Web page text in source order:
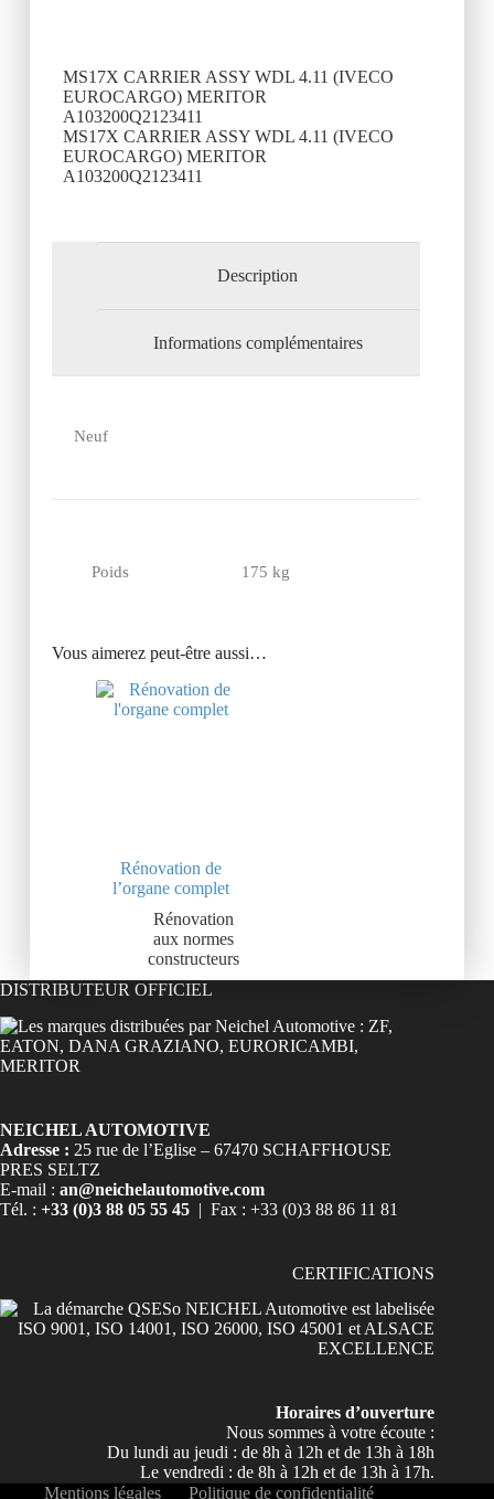
MS17X CARRIER ASSY WDL 4.11 (IVECO
EUROCARGO) MERITOR
A103200Q2123411
MS17X CARRIER ASSY WDL 4.11 (IVECO
EUROCARGO) MERITOR
A103200Q2123411
Description
Informations complémentaires
Neuf
Poids 175 kg
Vous aimerez peut-être aussi…
Rénovation de
l’organe complet
Rénovation
aux normes
constructeurs
DISTRIBUTEUR OFFICIEL
NEICHEL AUTOMOTIVE
Adresse : 25 rue de l’Eglise – 67470 SCHAFFHOUSE
PRES SELTZ
E-mail : an@neichelautomotive.com
Tél. : +33 (0)3 88 05 55 45 | Fax : +33 (0)3 88 86 11 81
CERTIFICATIONS
Horaires d’ouverture
Nous sommes à votre écoute :
Du lundi au jeudi : de 8h à 12h et de 13h à 18h
Le vendredi : de 8h à 12h et de 13h à 17h.
Mentions légales
Politique de confidentialité